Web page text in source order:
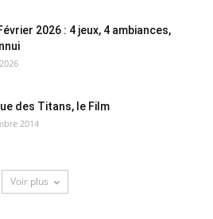
2026 : 4 jeux, 4 ambiances,
des Titans, le Film
2014
Voir plus